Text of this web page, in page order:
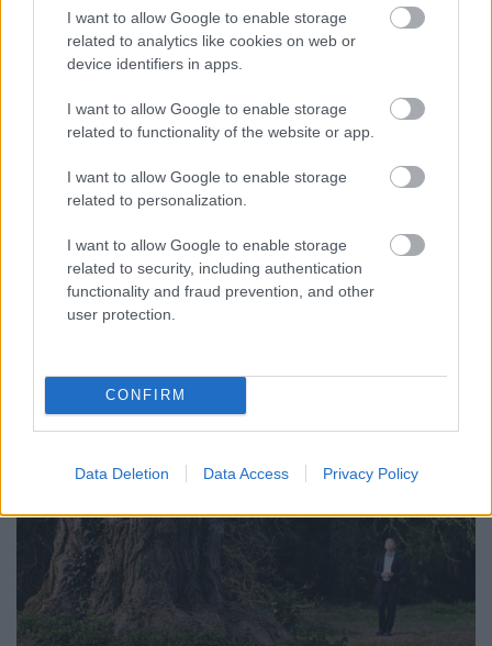
I want to allow Google to enable storage
related to analytics like cookies on web or
device identifiers in apps.
I want to allow Google to enable storage
related to functionality of the website or app.
I want to allow Google to enable storage
related to personalization.
I want to allow Google to enable storage
related to security, including authentication
functionality and fraud prevention, and other
user protection.
CONFIRM
Data Deletion Data Access Privacy Policy
Azt hisszük, értjük, de valójában
fogalmunk sincs. Ben Vida: Oblivion
Seekers (lemezkritika)
Beszédfoszlányok és minimalista kíséret - Ben Vida
lemezén látszólag szinte semmi sem történik, mégis
megbabonázó, és mond valamit a nyelv ...